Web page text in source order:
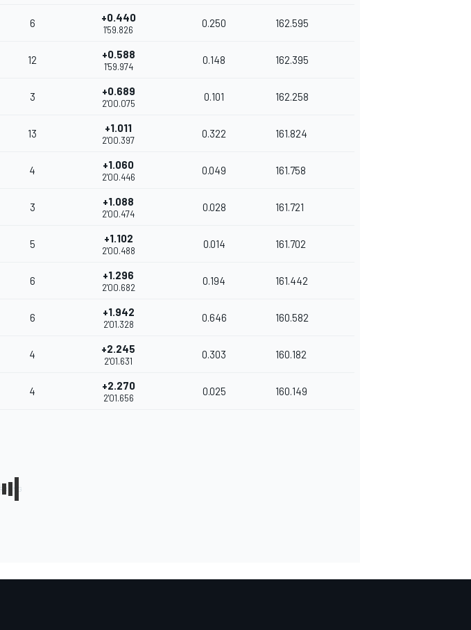
6 +0.440
1'59.826
0.250 162.595
12 +0.588
1'59.974
0.148 162.395
3 +0.689
2'00.075
0.101 162.258
13 +1.011
2'00.397
0.322 161.824
4 +1.060
2'00.446
0.049 161.758
3 +1.088
2'00.474
0.028 161.721
5 +1.102
2'00.488
0.014 161.702
6 +1.296
2'00.682
0.194 161.442
6 +1.942
2'01.328
0.646 160.582
4 +2.245
2'01.631
0.303 160.182
4 +2.270
2'01.656
0.025 160.149